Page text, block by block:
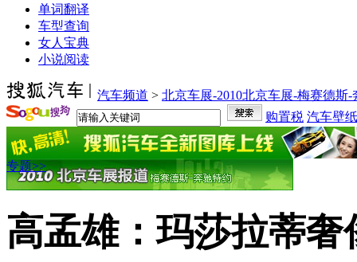
单词翻译
车型查询
女人宝典
小说阅读
汽车频道 > 北京车展-2010北京车展-梅赛德斯-
购置税 汽车壁纸
专题>>
高孟雄：玛莎拉蒂